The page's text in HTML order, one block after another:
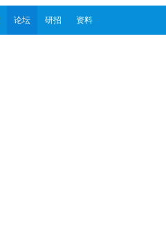
论坛 研招 资料